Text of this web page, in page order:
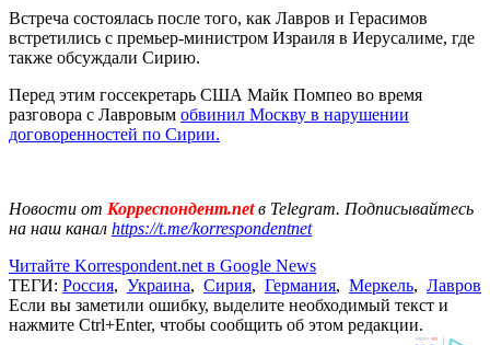
Встреча состоялась после того, как Лавров и Герасимов
встретились с премьер-министром Израиля в Иерусалиме, где
также обсуждали Сирию.
Перед этим госсекретарь США Майк Помпео во время
разговора с Лавровым обвинил Москву в нарушении
договоренностей по Сирии.
Новости от Корреспондент.netв Telegram. Подписывайтесь
на наш канал https://t.me/korrespondentnet
Читайте Korrespondent.net в Google News
ТЕГИ: Россия, Украина, Сирия, Германия, Меркель, Лавров
Если вы заметили ошибку, выделите необходимый текст и
нажмите Ctrl+Enter, чтобы сообщить об этом редакции.